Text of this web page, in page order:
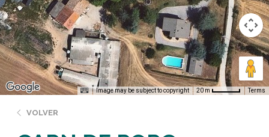
Image may be subject to copyright 20 m Terms
VOLVER